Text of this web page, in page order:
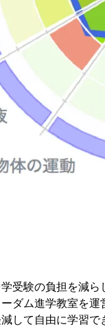
受験の負担を減
ダム進学教室を運
して自由に学習